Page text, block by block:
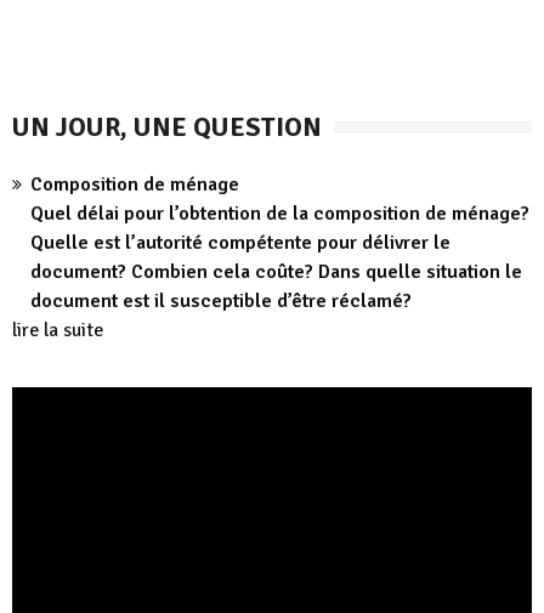
UN JOUR, UNE QUESTION
Composition de ménage
Quel délai pour l’obtention de la composition de ménage?
Quelle est l’autorité compétente pour délivrer le
document? Combien cela coûte? Dans quelle situation le
document est il susceptible d’être réclamé?
lire la suite